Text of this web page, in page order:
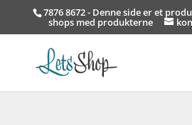
7876 8672 - Denne side er et
shops med produkterne